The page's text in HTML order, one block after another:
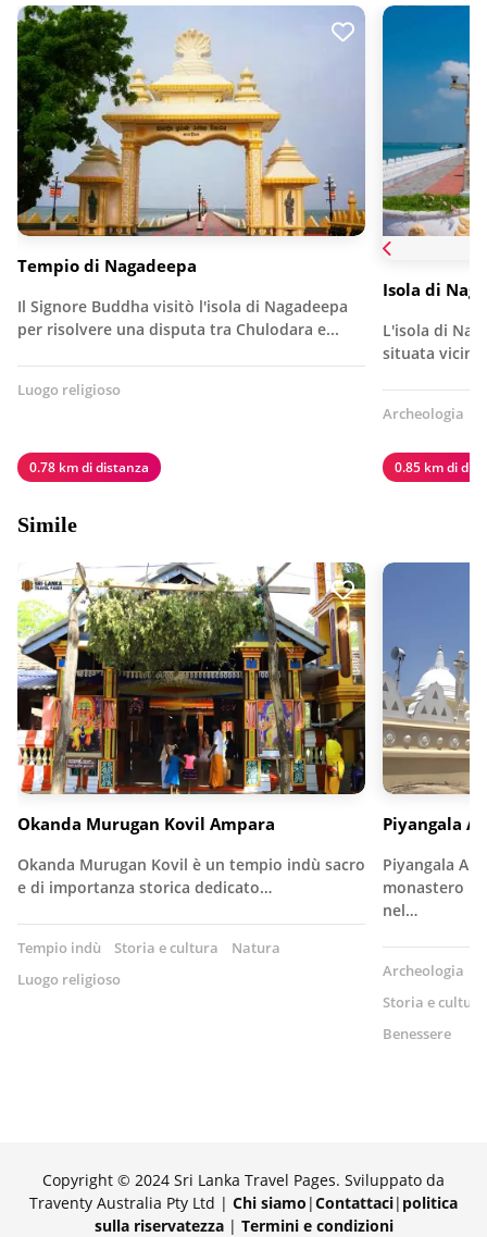
Tempio di Nagadeepa
Il Signore Buddha visitò l'isola di Nagadeepa
per risolvere una disputa tra Chulodara e...
Luogo religioso
0.78 km di distanza
Isola di
L'isola di
situata vicino
Archeologia
0.85 km di
Simile
Okanda Murugan Kovil Ampara
Okanda Murugan Kovil è un tempio indù sacro
e di importanza storica dedicato…
Tempio indù Storia e cultura
Natura
Luogo religioso
Piyangala
Piyangala
monastero
nel…
Archeologia
Storia e cultura
Benessere
Copyright © 2024 Sri Lanka Travel Pages. Sviluppato da
Traventy Australia Pty Ltd | Chi siamo |Contattaci| politica
sulla riservatezza| Termini e condizioni